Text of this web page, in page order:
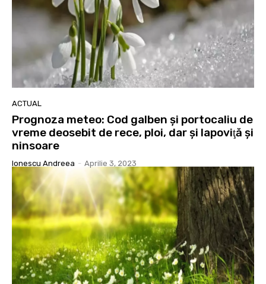
ACTUAL
Prognoza meteo: Cod galben și portocaliu de
vreme deosebit de rece, ploi, dar şi lapoviţă şi
ninsoare
Ionescu Andreea - Aprilie 3, 2023